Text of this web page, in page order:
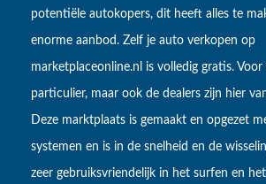
potentiële autokopers, dit heeft alles te
enorme aanbod. Zelf je auto verkopen op
marketplaceonline.nl is volledig gratis. Voor
particulier, maar ook de dealers zijn hier
Deze marktplaats is gemaakt en opgezet
systemen en is in de snelheid en de
zeer gebruiksvriendelijk in het surfen en